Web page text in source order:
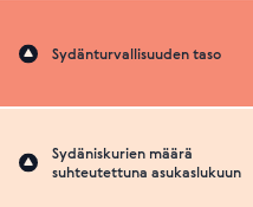
Sydänturvallisuuden taso
Sydäniskurien määrä
suhteutettuna asukaslukuun